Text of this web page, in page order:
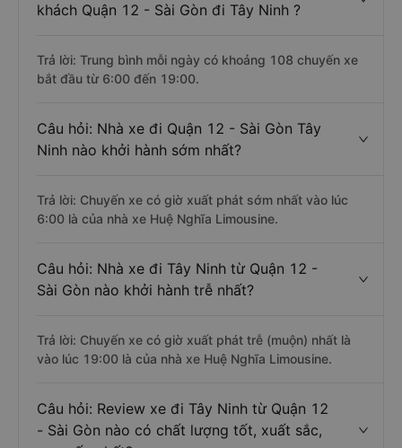
khách Quận 12 - Sài Gòn đi Tây Ninh ?
Trả lời: Trung bình mỗi ngày có khoảng 108 chuyến xe
bắt đầu từ 6:00 đến 19:00.
Câu hỏi: Nhà xe đi Quận 12 - Sài Gòn Tây
Ninh nào khởi hành sớm nhất?
Trả lời: Chuyến xe có giờ xuất phát sớm nhất vào lúc
6:00 là của nhà xe Huệ Nghĩa Limousine.
Câu hỏi: Nhà xe đi Tây Ninh từ Quận 12 -
Sài Gòn nào khởi hành trễ nhất?
Trả lời: Chuyến xe có giờ xuất phát trễ (muộn) nhất là
vào lúc 19:00 là của nhà xe Huệ Nghĩa Limousine.
Câu hỏi: Review xe đi Tây Ninh từ Quận 12
- Sài Gòn nào có chất lượng tốt, xuất sắc,